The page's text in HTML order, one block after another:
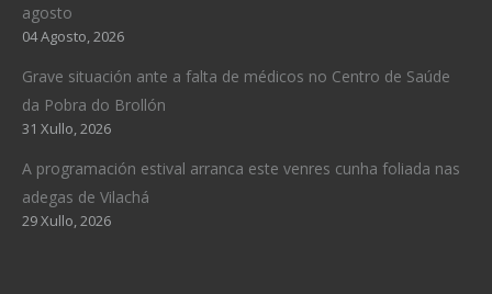
agosto
04 Agosto, 2026
Grave situación ante a falta de médicos no Centro de Saúde
da Pobra do Brollón
31 Xullo, 2026
A programación estival arranca este venres cunha foliada nas
adegas de Vilachá
29 Xullo, 2026